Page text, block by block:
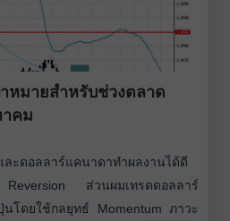
หมายสำหรับช่วงตลาด
าคม
ะดอลลาร์แคนาดาทำผลงานได้ดี
ส่วนผมเทรดดอลลาร์
นโดยใช้กลยุทธ์ Momentum ภาวะ